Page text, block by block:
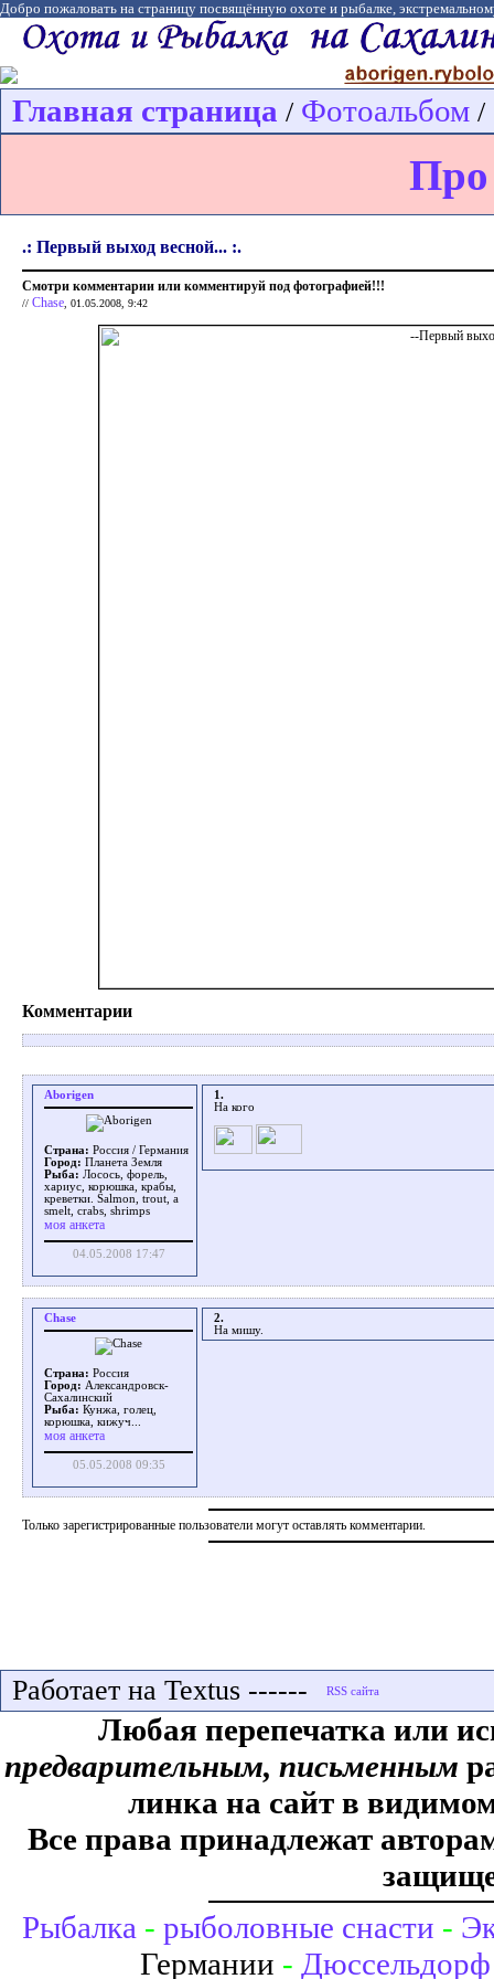
Добро пожаловать на страницу посвящённую охоте и рыбалке,
Главная страница / Фотоальбом /
Про
.: Первый выход весной... :.
Смотри комментарии или комментируй под фотографией!!!
// Chase , 01.05.2008, 9:42
Комментарии
Aborigen
Страна: Россия / Германия
Город: Планета Земля
Рыба: Лосось, форель,
хариус, корюшка, крабы,
креветки. Salmon, trout, a
smelt, crabs, shrimps
моя анкета
04.05.2008 17:47
1.
На кого
Chase
Страна: Россия
Город: Александровск-
Сахалинский
Рыба: Кунжа, голец,
корюшка, кижуч...
моя анкета
05.05.2008 09:35
2.
На мишу.
Только зарегистрированные пользователи могут оставлять комментарии.
Работает на Textus ------
Любая перепечатка или
предварительным, письменным
линка на сайт в
Все права принадлежат
Рыбалка - рыболовные снасти -
Германии - Дюссельдорф